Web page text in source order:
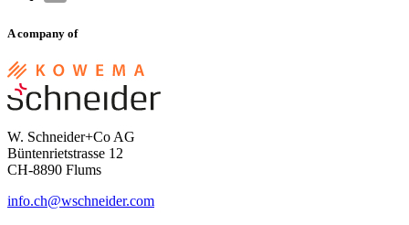
A company of
W. Schneider+Co AG
Büntenrietstrasse 12
CH-8890 Flums
info.ch@wschneider.com